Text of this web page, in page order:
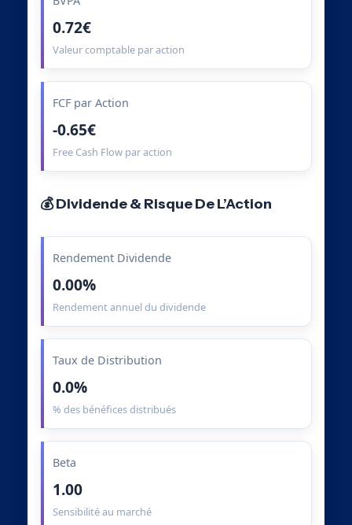
0.72€
Valeur comptable par action
FCF par Action
-0.65€
Free Cash Flow par action
💰 Dividende & Risque De L’Action
Rendement Dividende
0.00%
Rendement annuel du dividende
Taux de Distribution
0.0%
% des bénéfices distribués
Beta
1.00
Sensibilité au marché